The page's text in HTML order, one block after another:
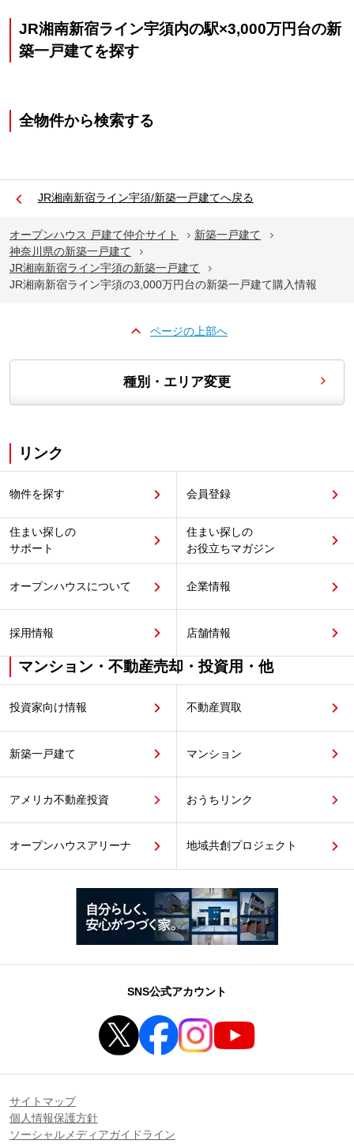
JR湘南新宿ライン宇須内の駅×3,000万円台の新
築一戸建てを探す
全物件から検索する
JR湘南新宿ライン宇須/新築一戸建てへ戻る
オープンハウス 戸建て仲介サイト
新築一戸建て
神奈川県の新築一戸建て
JR湘南新宿ライン宇須の新築一戸建て
JR湘南新宿ライン宇須の3,000万円台の新築一戸建て購入情報
ページの上部へ
種別・エリア変更
リンク
物件を探す 会員登録
住まい探しの
サポート
住まい探しの
お役立ちマガジン
オープンハウスについて 企業情報
採用情報 店舗情報
マンション・不動産売却・投資用・他
投資家向け情報 不動産買取
新築一戸建て マンション
アメリカ不動産投資 おうちリンク
オープンハウスアリーナ 地域共創プロジェクト
SNS公式アカウント
サイトマップ
個人情報保護方針
ソーシャルメディアガイドライン